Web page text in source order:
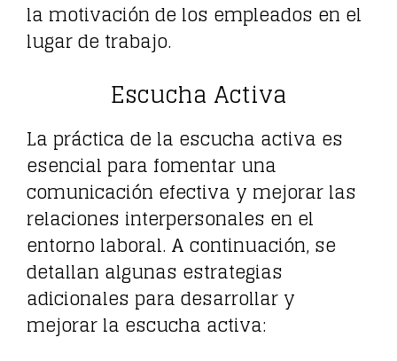
la motivación de los empleados en el
lugar de trabajo.
Escucha Activa
La práctica de la escucha activa es
esencial para fomentar una
comunicación efectiva y mejorar las
relaciones interpersonales en el
entorno laboral. A continuación, se
detallan algunas estrategias
adicionales para desarrollar y
mejorar la escucha activa: